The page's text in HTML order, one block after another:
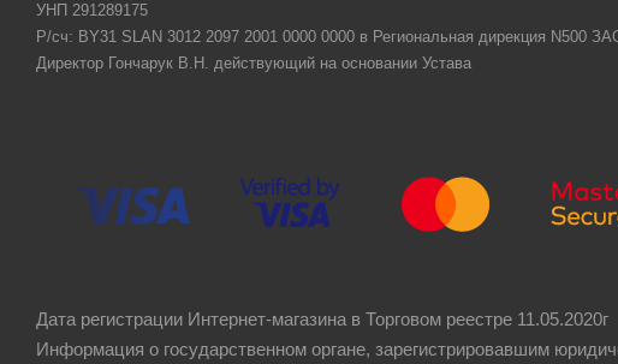
УНП 291289175
Р/сч: BY31 SLAN 3012 2097 2001 0000 0000 в Региональная дирекция N500
Директор Гончарук В.Н. действующий на основании Устава
Дата регистрации Интернет-магазина в Торговом реестре 11.05.2020г
Информация о государственном органе, зарегистрировавшим